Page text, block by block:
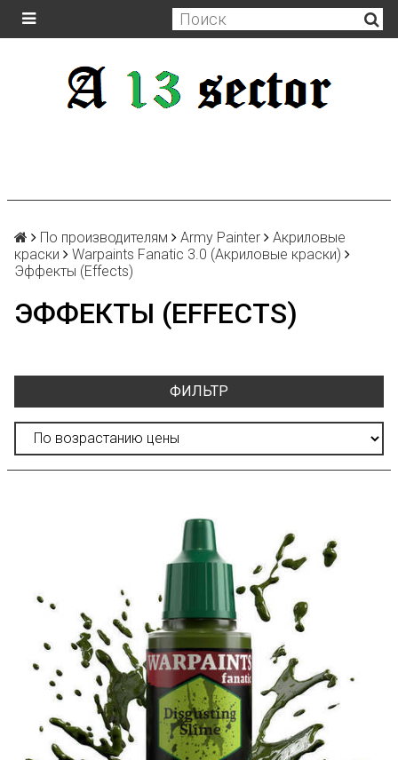
По производителям Army Painter
Акриловые
краски
Warpaints Fanatic 3.0 (Акриловые краски)
Эффекты (Effects)
ЭФФЕКТЫ (EFFECTS)
ФИЛЬТР